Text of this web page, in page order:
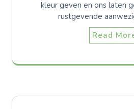
kleur geven en ons laten
rustgevende
Read